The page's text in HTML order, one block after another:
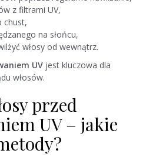
z filtrami UV,
chust,
na słońcu,
włosy od wewnątrz.
UV jest kluczowa dla
włosów.
przed
UV – jakie